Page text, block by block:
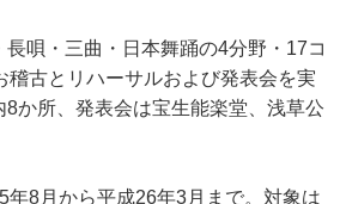
唄・三曲・日本舞踊の4分野・17コ
稽古とリハーサルおよび発表会を実
か所、発表会は宝生能楽堂、浅草公
8月から平成26年3月まで。対象は